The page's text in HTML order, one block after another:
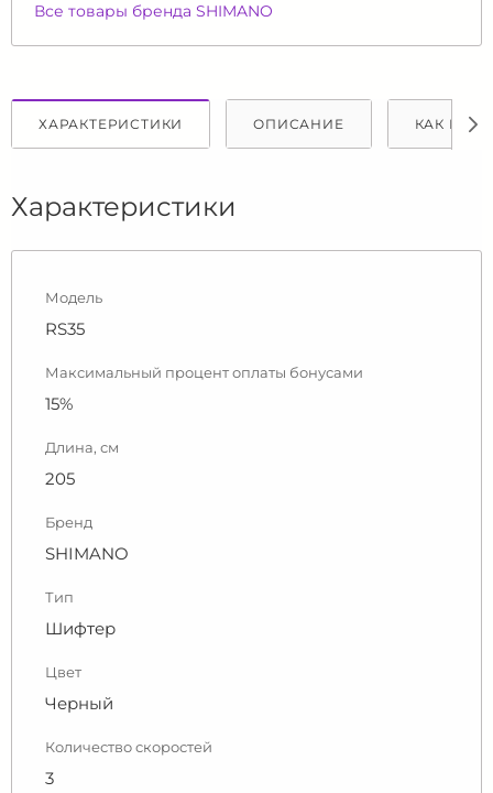
Все товары бренда SHIMANO
ХАРАКТЕРИСТИКИ ОПИСАНИЕ КАК
Характеристики
Модель
RS35
Максимальный процент оплаты бонусами
15%
Длина, см
205
Бренд
SHIMANO
Тип
Шифтер
Цвет
Черный
Количество скоростей
3